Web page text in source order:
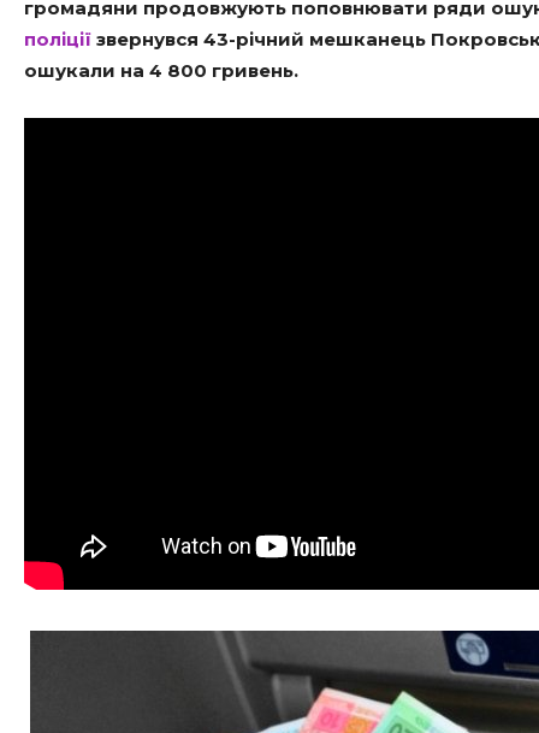
громадяни продовжують поповнювати ряди
поліції звернувся 43-річний мешканець
ошукали на 4 800 гривень.